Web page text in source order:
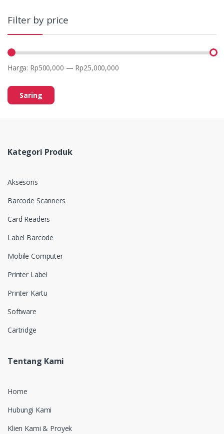
Filter by price
Saring
Harga: Rp500,000 — Rp25,000,000
Kategori Produk
Aksesoris
Barcode Scanners
Card Readers
Label Barcode
Mobile Computer
Printer Label
Printer Kartu
Software
Cartridge
Tentang Kami
Home
Hubungi Kami
Klien Kami & Proyek